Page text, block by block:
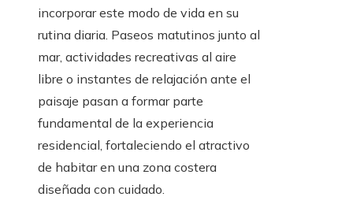
incorporar este modo de vida en su
rutina diaria. Paseos matutinos junto al
mar, actividades recreativas al aire
libre o instantes de relajación ante el
paisaje pasan a formar parte
fundamental de la experiencia
residencial, fortaleciendo el atractivo
de habitar en una zona costera
diseñada con cuidado.